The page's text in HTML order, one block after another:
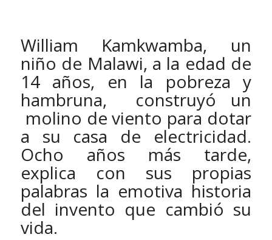
William Kamkwamba, un
niño de Malawi, a la edad de
14 años, en la pobreza y
hambruna, construyó un
molino de viento para dotar
a su casa de electricidad.
Ocho años más tarde,
explica con sus propias
palabras la emotiva historia
del invento que cambió su
vida.